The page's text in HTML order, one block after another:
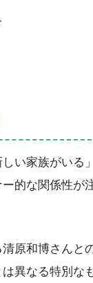
い家族がいる
的な関係性が
原和博さんと
異なる特別な